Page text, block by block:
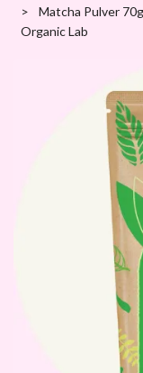
Matcha Pulver
Organic Lab